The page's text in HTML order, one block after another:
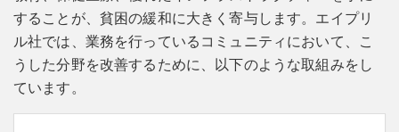
することが、貧困の緩和に大きく寄与します。エイプリ
ル社では、業務を行っているコミュニティにおいて、こ
うした分野を改善するために、以下のような取組みをし
ています。